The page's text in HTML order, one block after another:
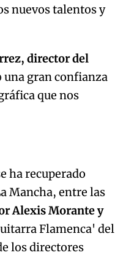
nuevos talentos y
director del
una gran confianza
que nos
ha recuperado
Mancha, entre las
Alexis Morante y
Flamenca' del
los directores